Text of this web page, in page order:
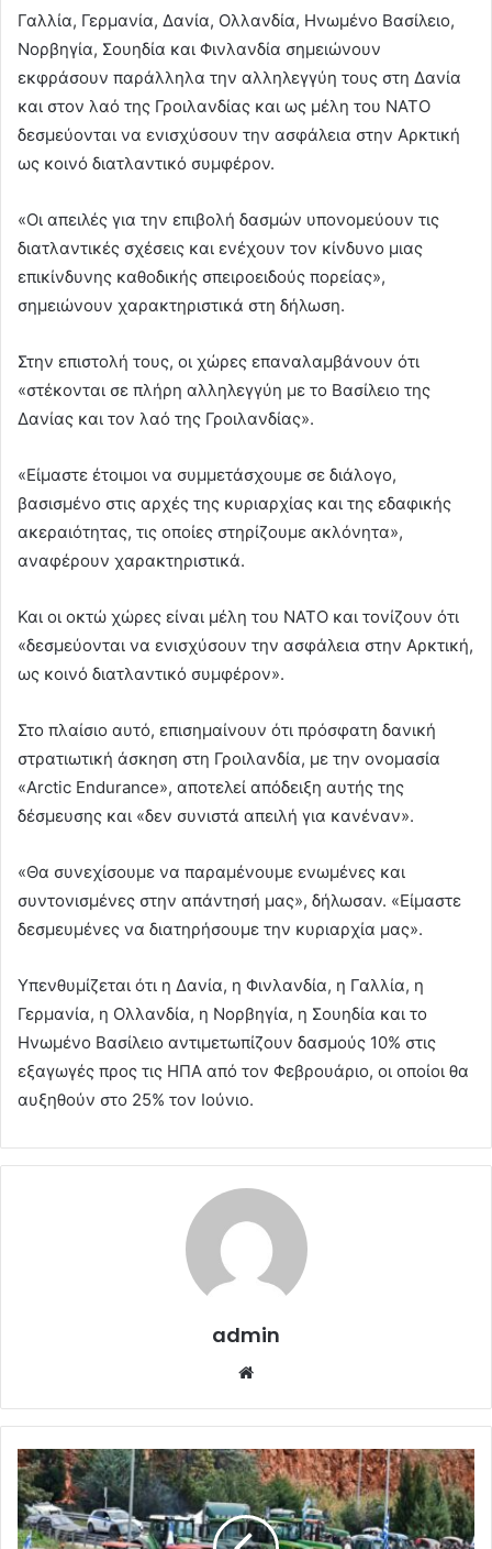
Γαλλία, Γερμανία, Δανία, Ολλανδία, Ηνωμένο Βασίλειο,
Νορβηγία, Σουηδία και Φινλανδία σημειώνουν
εκφράσουν παράλληλα την αλληλεγγύη τους στη Δανία
και στον λαό της Γροιλανδίας και ως μέλη του ΝΑΤΟ
δεσμεύονται να ενισχύσουν την ασφάλεια στην Αρκτική
ως κοινό διατλαντικό συμφέρον.
«Οι απειλές για την επιβολή δασμών υπονομεύουν τις
διατλαντικές σχέσεις και ενέχουν τον κίνδυνο μιας
επικίνδυνης καθοδικής σπειροειδούς πορείας»,
σημειώνουν χαρακτηριστικά στη δήλωση.
Στην επιστολή τους, οι χώρες επαναλαμβάνουν ότι
«στέκονται σε πλήρη αλληλεγγύη με το Βασίλειο της
Δανίας και τον λαό της Γροιλανδίας».
«Είμαστε έτοιμοι να συμμετάσχουμε σε διάλογο,
βασισμένο στις αρχές της κυριαρχίας και της εδαφικής
ακεραιότητας, τις οποίες στηρίζουμε ακλόνητα»,
αναφέρουν χαρακτηριστικά.
Και οι οκτώ χώρες είναι μέλη του ΝΑΤΟ και τονίζουν ότι
«δεσμεύονται να ενισχύσουν την ασφάλεια στην Αρκτική,
ως κοινό διατλαντικό συμφέρον».
Στο πλαίσιο αυτό, επισημαίνουν ότι πρόσφατη δανική
στρατιωτική άσκηση στη Γροιλανδία, με την ονομασία
«Arctic Endurance», αποτελεί απόδειξη αυτής της
δέσμευσης και «δεν συνιστά απειλή για κανέναν».
«Θα συνεχίσουμε να παραμένουμε ενωμένες και
συντονισμένες στην απάντησή μας», δήλωσαν. «Είμαστε
δεσμευμένες να διατηρήσουμε την κυριαρχία μας».
Υπενθυμίζεται ότι η Δανία, η Φινλανδία, η Γαλλία, η
Γερμανία, η Ολλανδία, η Νορβηγία, η Σουηδία και το
Ηνωμένο Βασίλειο αντιμετωπίζουν δασμούς 10% στις
εξαγωγές προς τις ΗΠΑ από τον Φεβρουάριο, οι οποίοι θα
αυξηθούν στο 25% τον Ιούνιο.
admin